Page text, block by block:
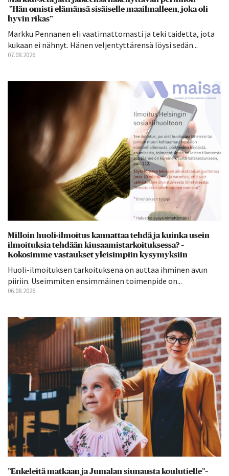
”Hän omisti elämänsä sisäiselle maailmalleen, joka oli
hyvin rikas”
Markku Pennanen eli vaatimattomasti ja teki taidetta, jota
kukaan ei nähnyt. Hänen veljentyttärensä löysi sedän...
07.08.2026
Milloin huoli-ilmoitus kannattaa tehdä ja kuinka usein
ilmoituksia tehdään kiusaamistarkoituksessa? –
Kokosimme vastaukset yleisimpiin kysymyksiin
Huoli-ilmoituksen tarkoituksena on auttaa ihminen avun
piiriin. Useimmiten ensimmäinen toimenpide on...
06.08.2026
”Enkeleitä matkaan ja Jumalan siunausta koulutielle”–